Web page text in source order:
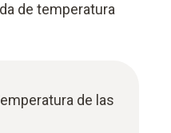
de temperatura
de las